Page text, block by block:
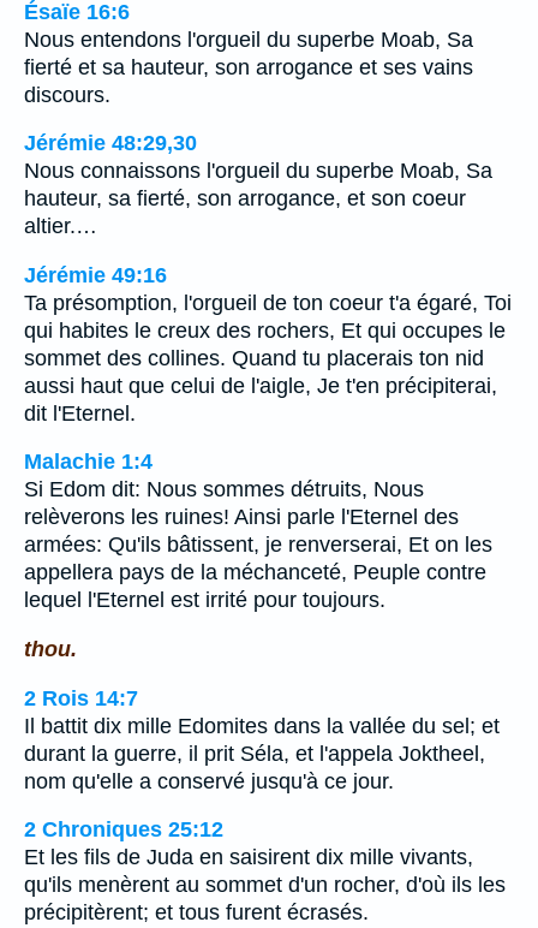
Ésaïe 16:6
Nous entendons l'orgueil du superbe Moab, Sa
fierté et sa hauteur, son arrogance et ses vains
discours.
Jérémie 48:29,30
Nous connaissons l'orgueil du superbe Moab, Sa
hauteur, sa fierté, son arrogance, et son coeur
altier.…
Jérémie 49:16
Ta présomption, l'orgueil de ton coeur t'a égaré, Toi
qui habites le creux des rochers, Et qui occupes le
sommet des collines. Quand tu placerais ton nid
aussi haut que celui de l'aigle, Je t'en précipiterai,
dit l'Eternel.
Malachie 1:4
Si Edom dit: Nous sommes détruits, Nous
relèverons les ruines! Ainsi parle l'Eternel des
armées: Qu'ils bâtissent, je renverserai, Et on les
appellera pays de la méchanceté, Peuple contre
lequel l'Eternel est irrité pour toujours.
thou.
2 Rois 14:7
Il battit dix mille Edomites dans la vallée du sel; et
durant la guerre, il prit Séla, et l'appela Joktheel,
nom qu'elle a conservé jusqu'à ce jour.
2 Chroniques 25:12
Et les fils de Juda en saisirent dix mille vivants,
qu'ils menèrent au sommet d'un rocher, d'où ils les
précipitèrent; et tous furent écrasés.